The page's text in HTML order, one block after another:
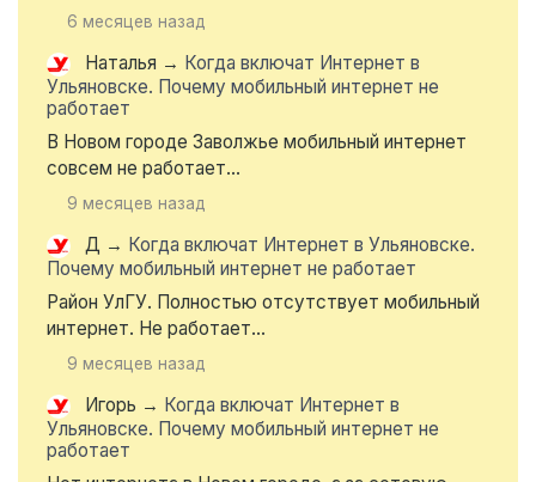
6 месяцев назад
Наталья → Когда включат Интернет в
Ульяновске. Почему мобильный интернет не
работает
В Новом городе Заволжье мобильный интернет
совсем не работает...
9 месяцев назад
Д → Когда включат Интернет в Ульяновске.
Почему мобильный интернет не работает
Район УлГУ. Полностью отсутствует мобильный
интернет. Не работает...
9 месяцев назад
Игорь → Когда включат Интернет в
Ульяновске. Почему мобильный интернет не
работает